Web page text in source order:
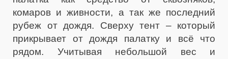
комаров и живности, а так же последний
рубеж от дождя. Сверху тент – который
прикрывает от дождя палатку и всё что
рядом. Учитывая небольшой вес и